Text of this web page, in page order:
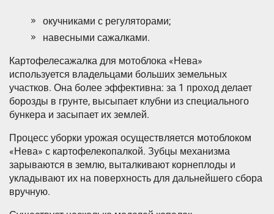
окучниками с регуляторами;
навесными сажалками.
Картофелесажалка для мотоблока «Нева»
используется владельцами больших земельных
участков. Она более эффективна: за 1 проход делает
борозды в грунте, высыпает клубни из специального
бункера и засыпает их землей.
Процесс уборки урожая осуществляется мотоблоком
«Нева» с картофелекопалкой. Зубцы механизма
зарываются в землю, выталкивают корнеплоды и
укладывают их на поверхность для дальнейшего сбора
вручную.